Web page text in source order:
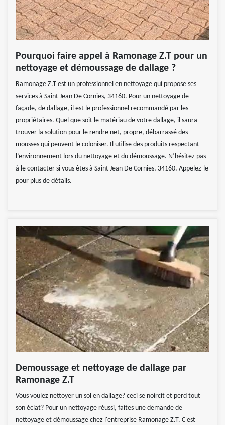
Pourquoi faire appel à Ramonage Z.T pour un
nettoyage et démoussage de dallage ?
Ramonage Z.T est un professionnel en nettoyage qui propose ses
services à Saint Jean De Cornies, 34160. Pour un nettoyage de
façade, de dallage, il est le professionnel recommandé par les
propriétaires. Quel que soit le matériau de votre dallage, il saura
trouver la solution pour le rendre net, propre, débarrassé des
mousses qui peuvent le coloniser. Il utilise des produits respectant
l’environnement lors du nettoyage et du démoussage. N’hésitez pas
à le contacter si vous êtes à Saint Jean De Cornies, 34160. Appelez-le
pour plus de détails.
Demoussage et nettoyage de dallage par
Ramonage Z.T
Vous voulez nettoyer un sol en dallage? ceci se noircit et perd tout
son éclat? Pour un nettoyage réussi, faites une demande de
nettoyage et démoussage chez l'entreprise Ramonage Z.T. C'est